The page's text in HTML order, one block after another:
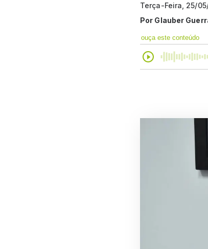
Terça-Feira, 25/
Por Glauber
ouça este conteúdo